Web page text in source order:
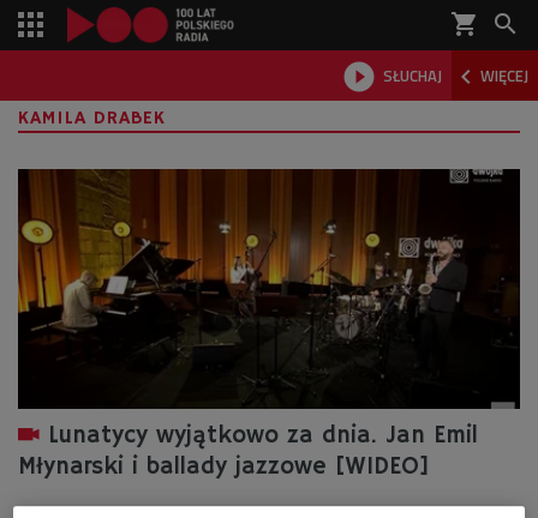
shopping_cart 
 SŁUCHAJ  WIĘCEJ

KAMILA DRABEK
Lunatycy wyjątkowo za dnia. Jan Emil
Młynarski i ballady jazzowe [WIDEO]